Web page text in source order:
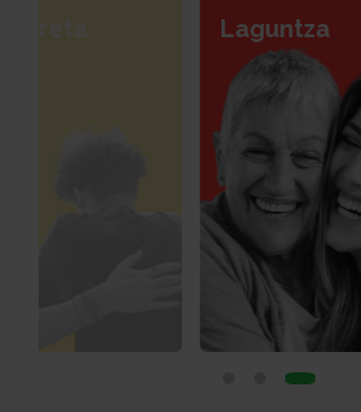
Laguntza